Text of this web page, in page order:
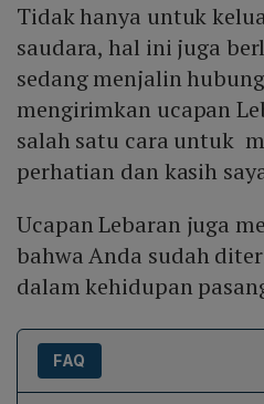
Tidak hanya untuk
saudara, hal ini juga
sedang menjalin
mengirimkan ucapan
salah satu cara untuk
perhatian dan kasih
Ucapan Lebaran juga
bahwa Anda sudah
dalam kehidupan
FAQ